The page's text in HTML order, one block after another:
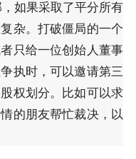
如果采取了平分所有
杂。打破僵局的一个
只给一位创始人董事
执时，可以邀请第三
权划分。比如可以求
的朋友帮忙裁决，以